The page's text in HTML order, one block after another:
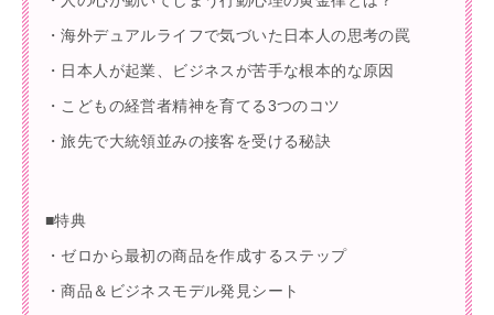
・海外デュアルライフで気づいた日本人の思考の罠
・日本人が起業、ビジネスが苦手な根本的な原因
・こどもの経営者精神を育てる3つのコツ
・旅先で大統領並みの接客を受ける秘訣
■特典
・ゼロから最初の商品を作成するステップ
・商品＆ビジネスモデル発見シート